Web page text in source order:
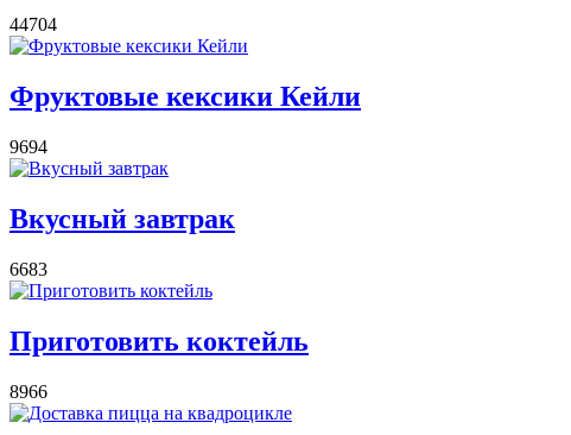
44704
Фруктовые кексики Кейли
9694
Вкусный завтрак
6683
Приготовить коктейль
8966